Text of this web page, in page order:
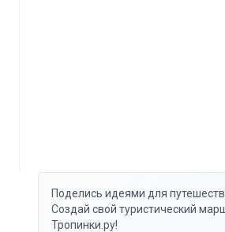
Поделись идеями для
Создай свой туристический
Тропинки.ру!